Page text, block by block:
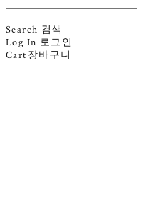
Search 검색
Log In 로그인
Cart 장바구니